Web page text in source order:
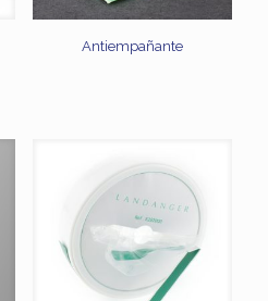
Antiempañante